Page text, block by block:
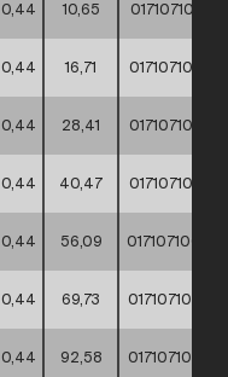
0,44 10,65
0,44 16,71
0,44 28,41
0,44 40,47
0,44 56,09
0,44 69,73
0,44 92,58